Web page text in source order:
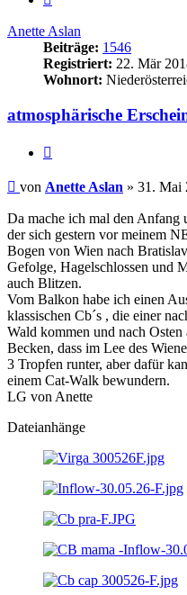
Anette Aslan
Beiträge: 1546
Registriert: 22. Mär
Wohnort:
atmosphärische
Beitrag
von Anette Aslan » 31. Mai
Da mache ich mal den Anfang
der sich gestern vor meinem
Bogen von Wien nach
Gefolge, Hagelschlossen und
auch Blitzen.
Vom Balkon habe ich einen
klassischen Cb´s , die einer
Wald kommen und nach
Becken, dass im Lee des
3 Tropfen runter, aber dafür
einem Cat-Walk bewundern.
LG von Anette
Dateianhänge